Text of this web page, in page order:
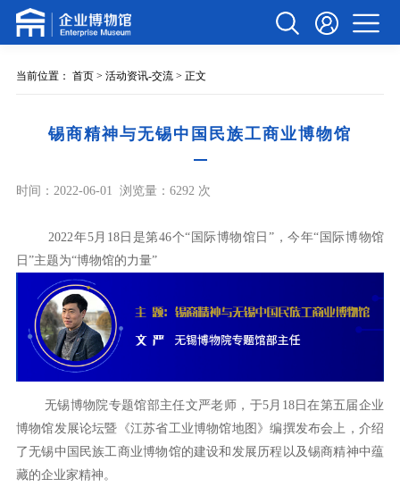
当前位置： 首页> 活动资讯-交流> 正文
锡商精神与无锡中国民族工商业博物馆
时间：2022-06-01 浏览量：6292 次
2022年5月18日是第46个“国际博物馆日”，今年“国际博物馆
日”主题为“博物馆的力量”
无锡博物院专题馆部主任文严老师，于5月18日在第五届企业
博物馆发展论坛暨《江苏省工业博物馆地图》编撰发布会上，介绍
了无锡中国民族工商业博物馆的建设和发展历程以及锡商精神中蕴
藏的企业家精神。